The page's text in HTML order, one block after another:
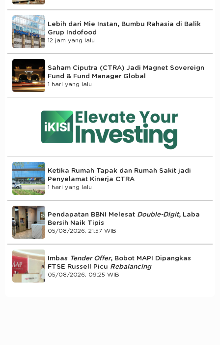
Lebih dari Mie Instan, Bumbu Rahasia di Balik
Grup Indofood
12 jam yang lalu
Saham Ciputra (CTRA) Jadi Magnet Sovereign
Fund & Fund Manager Global
1 hari yang lalu
Ketika Rumah Tapak dan Rumah Sakit jadi
Penyelamat Kinerja CTRA
1 hari yang lalu
Pendapatan BBNI Melesat Double-Digit, Laba
Bersih Naik Tipis
05/08/2026, 21:57 WIB
Imbas Tender Offer, Bobot MAPI Dipangkas
FTSE Russell Picu Rebalancing
05/08/2026, 09:25 WIB